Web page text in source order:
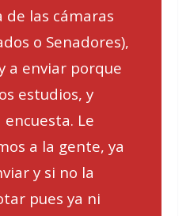
de las cámaras
o Senadores),
a enviar porque
estudios, y
Le
a la gente, ya
y si no la
pues ya ni